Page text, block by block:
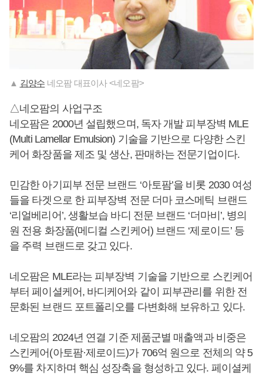
▲ 김양수 네오팜 대표이사 <네오팜>
△네오팜의 사업구조
네오팜은 2000년 설립했으며, 독자 개발 피부장벽 MLE
(Multi Lamellar Emulsion) 기술을 기반으로 다양한 스킨
케어 화장품을 제조 및 생산, 판매하는 전문기업이다.
민감한 아기피부 전문 브랜드 ‘아토팜’을 비롯 2030 여성
들을 타겟으로 한 피부장벽 전문 더마 코스메틱 브랜드
‘리얼베리어’, 생활보습 바디 전문 브랜드 ‘더마비’, 병의
원 전용 화장품(메디컬 스킨케어) 브랜드 ‘제로이드’ 등
을 주력 브랜드로 갖고 있다.
네오팜은 MLE라는 피부장벽 기술을 기반으로 스킨케어
부터 페이셜케어, 바디케어와 같이 피부관리를 위한 전
문화된 브랜드 포트폴리오를 다변화해 보유하고 있다.
네오팜의 2024년 연결 기준 제품군별 매출액과 비중은
스킨케어(아토팜·제로이드)가 706억 원으로 전체의 약 5
9%를 차지하며 핵심 성장축을 형성하고 있다. 페이셜케